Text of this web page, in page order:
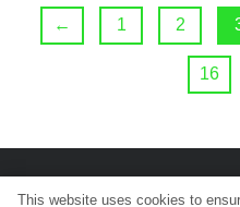
← 1 2
16
This website uses cookies to